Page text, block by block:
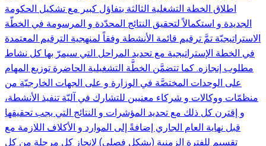
اطلاق الخطة التشغلية الثالثة بتفاؤل كبير مع تشكيل الحكومة
الجديدة و استكمالاً لتحقيق النتائج المحدّدة و المرسومة في الخطّة
الاستراتيجيّة تمَّ ترقيم قائمة الأنشطة وفقاً لمنهجية الترقيم المعتمدة
في الخطة الإستراتيجية مع تحديد المراحل التي سيمرّ بها كل نشاط
مطلوب إنجازه. كما تتضمَّن الخطَّة التشغيلية الحاضرة توزيع المهام
على الوحدات المختصَّة في الوزارة و على الجهات الخارجيّة من
منظمّات ووكالات و شركاء معنيين للتشارك في آليّة تنفيذ الأنشطة،
و إقترن كل ذلك مع تحديد المؤشرات و النتائج التي يجب تحقيقها
قبل نهاية العام الجاري إضافةً إلى الموارد و الأكلاف اللازمة مع
تقسيم للفترة الزمنية (بشكل فصلي) لإنجاز كل مرحلة من كل